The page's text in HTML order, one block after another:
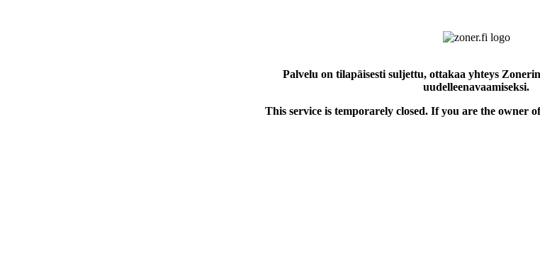
Palvelu on tilapäisesti suljettu, ottakaa yhteys
uudelleenavaamiseksi.
This service is temporarely closed. If you are the owner